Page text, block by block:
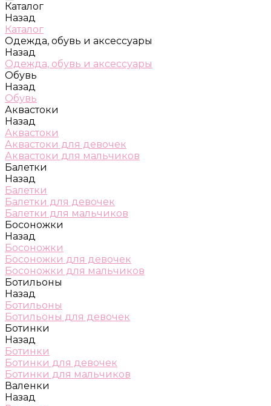
Каталог
Назад
Каталог
Одежда, обувь и аксессуары
Назад
Одежда, обувь и аксессуары
Обувь
Назад
Обувь
Аквастоки
Назад
Аквастоки
Аквастоки для девочек
Аквастоки для мальчиков
Балетки
Назад
Балетки
Балетки для девочек
Балетки для мальчиков
Босоножки
Назад
Босоножки
Босоножки для девочек
Босоножки для мальчиков
Ботильоны
Назад
Ботильоны
Ботильоны для девочек
Ботинки
Назад
Ботинки
Ботинки для девочек
Ботинки для мальчиков
Валенки
Назад